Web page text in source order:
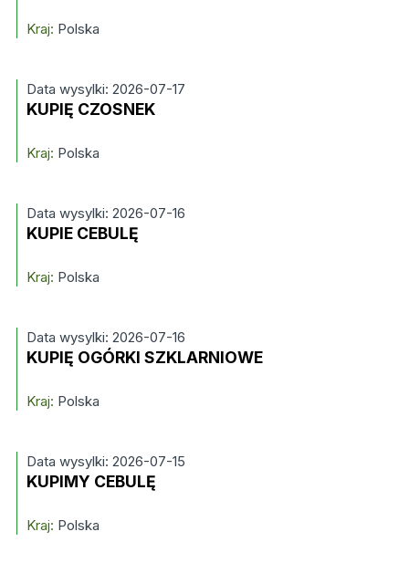
Kraj: Polska
Data wysylki: 2026-07-17
KUPIĘ CZOSNEK
Kraj: Polska
Data wysylki: 2026-07-16
KUPIE CEBULĘ
Kraj: Polska
Data wysylki: 2026-07-16
KUPIĘ OGÓRKI SZKLARNIOWE
Kraj: Polska
Data wysylki: 2026-07-15
KUPIMY CEBULĘ
Kraj: Polska